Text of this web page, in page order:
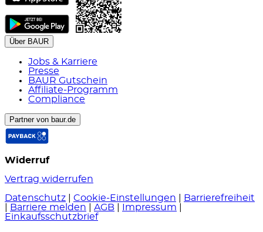
Über BAUR
Jobs & Karriere
Presse
BAUR Gutschein
Affiliate-Programm
Compliance
Partner von baur.de
Widerruf
Vertrag widerrufen
Datenschutz
Cookie-Einstellungen
Barrierefreiheit
Barriere melden AGB Impressum
Einkaufsschutzbrief